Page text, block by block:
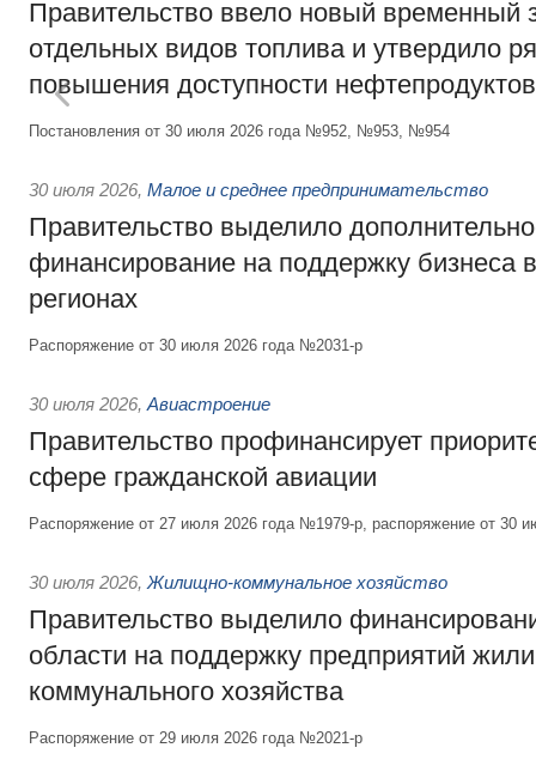
Правительство ввело новый временный
отдельных видов топлива и утвердило
повышения доступности нефтепродуктов
Постановления от 30 июля 2026 года №952, №953, №954
30 июля 2026, Малое и среднее предпринимательство
Правительство выделило
финансирование на поддержку бизнеса
регионах
Распоряжение от 30 июля 2026 года №2031-р
30 июля 2026, Авиастроение
Правительство профинансирует
сфере гражданской авиации
Распоряжение от 27 июля 2026 года №1979-р, распоряжение от 30
30 июля 2026, Жилищно-коммунальное хозяйство
Правительство выделило
области на поддержку предприятий
коммунального хозяйства
Распоряжение от 29 июля 2026 года №2021-р